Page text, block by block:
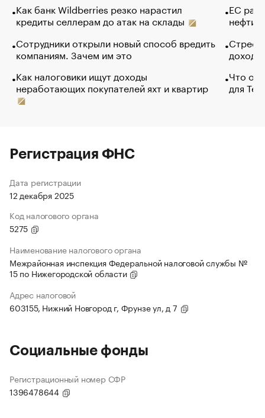
Как банк Wildberries резко нарастил
кредиты селлерам до атак на склады
Сотрудники открыли новый способ вредить
компаниям. Зачем им это
Как налоговики ищут доходы
неработающих покупателей яхт и квартир
ЕС
нефти
Что
для
Регистрация ФНС
Дата регистрации
12 декабря 2025
Код налогового органа
5275
Наименование налогового органа
Межрайонная инспекция Федеральной налоговой службы №
15 по Нижегородской области
Адрес налоговой
603155, Нижний Новгород г, Фрунзе ул, д 7
Социальные фонды
Регистрационный номер СФР
1396478644